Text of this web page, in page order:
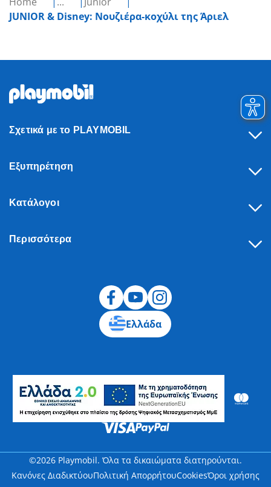
JUNIOR & Disney: Νουζιέρα-κοχύλι της Άριελ
Σχετικά με το PLAYMOBIL
Εξυπηρέτηση
Κατάλογοι
Περισσότερα
Ελλάδα
©2026 Playmobil. Όλα τα δικαιώματα διατηρούνται.
Κανόνες ΔιαδικτύουΠολιτική ΑπορρήτουCookiesΌροι χρήσης